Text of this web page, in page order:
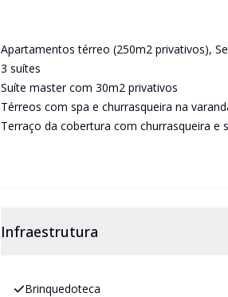
Apartamentos térreo (250m2 privativos),
3 suítes
Suíte master com 30m2 privativos
Térreos com spa e churrasqueira na
Terraço da cobertura com churrasqueira e
Infraestrutura
Brinquedoteca